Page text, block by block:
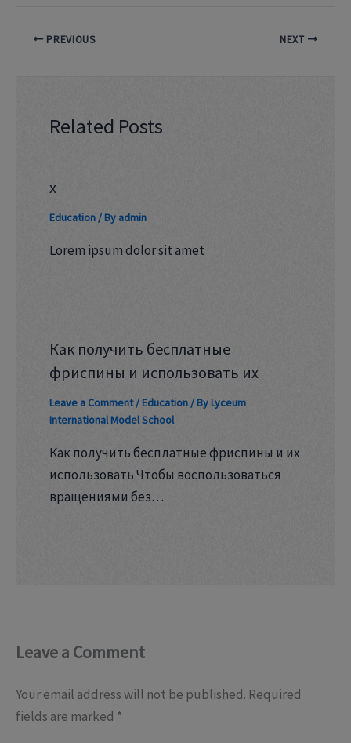
PREVIOUS NEXT
Related Posts
x
Education/ By admin
Lorem ipsum dolor sit amet
Как получить бесплатные
фриспины и использовать их
Leave a Comment/Education/ ByLyceum
International Model School
Как получить бесплатные фриспины и их
использовать Чтобы воспользоваться
вращениями без…
Leave a Comment
Your email address will not be published. Required
fields are marked *